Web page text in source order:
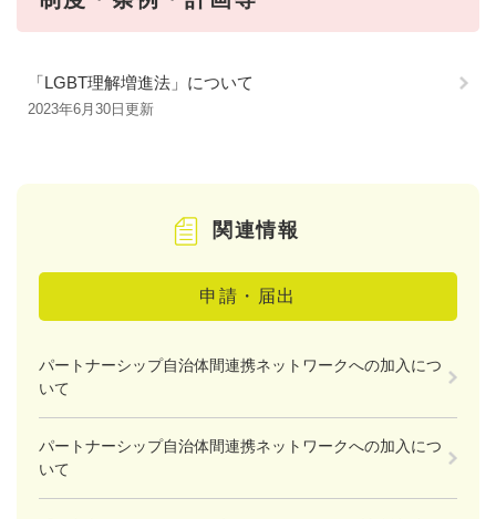
「LGBT理解増進法」について
2023年6月30日更新
関連情報
申請・届出
パートナーシップ自治体間連携ネットワークへの加入につ
いて
パートナーシップ自治体間連携ネットワークへの加入につ
いて